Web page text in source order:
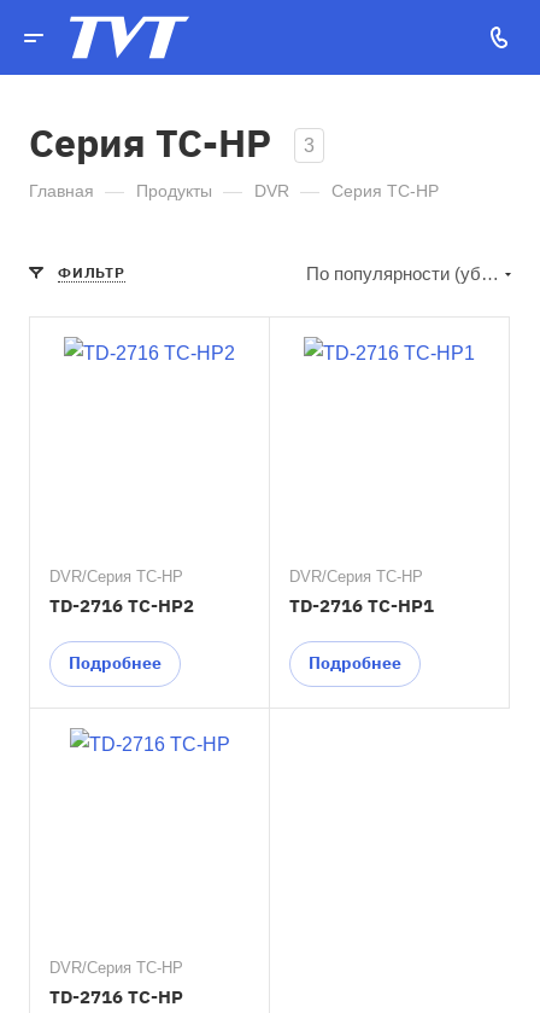
Серия TC-HP 3
Главная — Продукты — DVR — Серия TC-HP
ФИЛЬТР По популярности (убывание)
DVR/Серия TC-HP
TD-2716 TC-HP2
Подробнее
DVR/Серия TC-HP
TD-2716 TC-HP1
Подробнее
DVR/Серия TC-HP
TD-2716 TC-HP